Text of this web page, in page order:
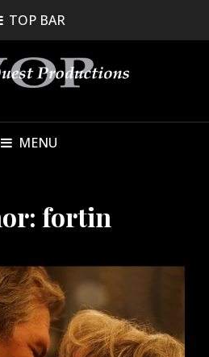
TOP BAR
MENU
fortin